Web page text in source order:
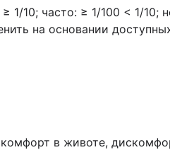
10; часто: ≥ 1/100 < 1/10;
на основании
в животе,